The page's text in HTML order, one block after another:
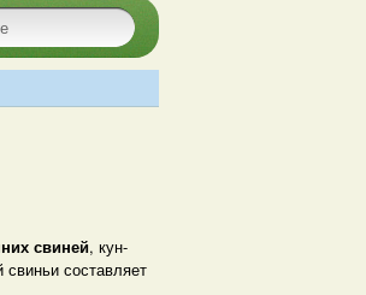
свиней, кун-
составляет